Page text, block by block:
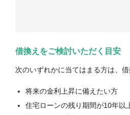
借換えをご検討いただく目安
次のいずれかに当てはまる方は、
将来の金利上昇に備えたい方
住宅ローンの残り期間が10年以